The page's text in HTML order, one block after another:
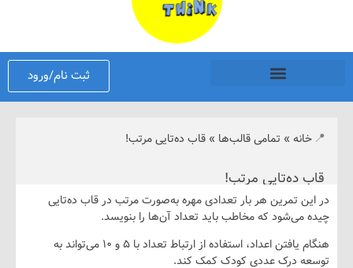
ثبت نام/ورود
تمامی قالب‌ها»قاب ده‌تایی مرتب!
مرتب!
تمرین هر بار تعدادی مهره به‌صورت مرتب در قاب ده‌تایی
که مخاطب باید تعداد آن‌ها را بنویسد.
هنگام یافتن اعداد، استفاده از ارتباط تعداد با ۵ و ۱۰ می‌تواند به
درک عددی کودک کمک کند.